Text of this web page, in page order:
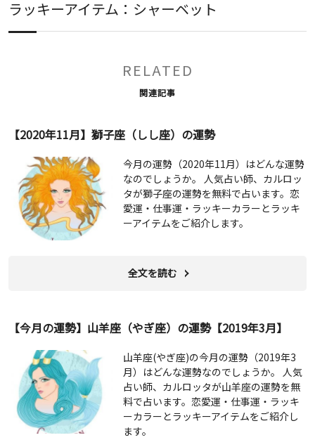
ラッキーアイテム：シャーベット
RELATED
関連記事
【2020年11月】獅子座（しし座）の運勢
今月の運勢（2020年11月）はどんな運勢
なのでしょうか。 人気占い師、カルロッ
タが獅子座の運勢を無料で占います。恋
愛運・仕事運・ラッキーカラーとラッキ
ーアイテムをご紹介します。
全文を読む
【今月の運勢】山羊座（やぎ座）の運勢【2019年3月】
山羊座(やぎ座)の今月の運勢（2019年3
月）はどんな運勢なのでしょうか。 人気
占い師、カルロッタが山羊座の運勢を無
料で占います。恋愛運・仕事運・ラッキ
ーカラーとラッキーアイテムをご紹介し
ます。